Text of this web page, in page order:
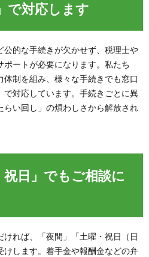
で対応します
的な手続きが欠かせず、税理士や
ートが必要になります。私たち
制を組み、様々な手続きでも窓口
で対応しています。手続きごとに異
らい回し」の煩わしさから解放され
祝日」でもご相談に
れば、「夜間」「土曜・祝日（日
します。着手金や報酬金などの弁